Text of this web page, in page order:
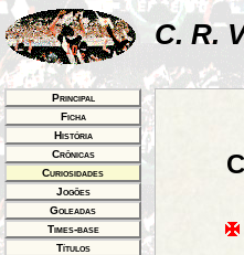
C. R.
Principal
Ficha
História
Crônicas
Curiosidades
Jogões
Goleadas
Times-base
Títulos